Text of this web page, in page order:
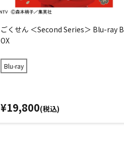
ごくせん ＜Second Series＞ Blu-ray B
OX
Blu-ray
¥19,800(税込)